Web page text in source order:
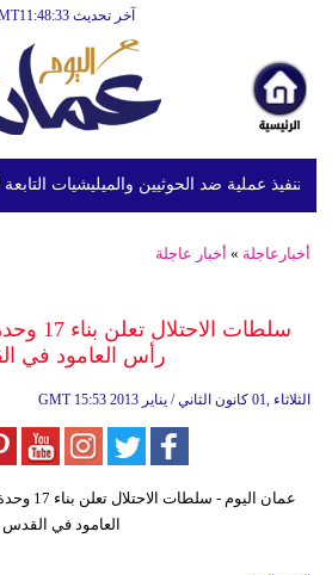
آخر تحديث GMT11:48:33
عملية ضد الحوثيين والميليشيات التابعة لهم
أخبارعاجلة » أخبار عاجلة
سلطات
رأس العامود في
GMT 15:53 2013 الثلاثاء ,01 كانون الثاني / يناير